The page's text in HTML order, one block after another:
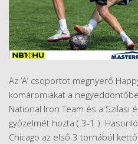
Az ’A’ csoportot megnyerő
komáromiakat a
National Iron Team és a Szilasi
győzelmét hozta ( 3-1 ).
Chicago az első 3 tornából